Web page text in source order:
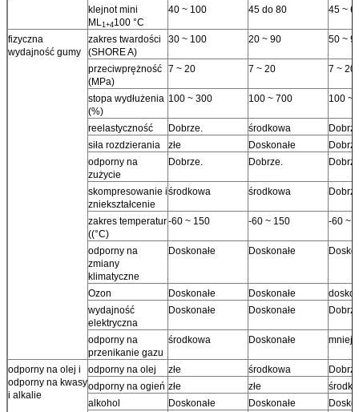
klejnot mini
ML1+4100 °C
40 ~ 100 45 do 80 45 ~
fizyczna
wydajność gumy
zakres twardości
(SHORE A)
30 ~ 100 20 ~ 90 50 ~
przeciwprężność
(MPa)
7 ~ 20 7 ~ 20 7 ~ 20
stopa wydłużenia
(%)
100 ~ 300 100 ~ 700 100 ~
reelastyczność Dobrze. środkowa
siła rozdzierania
złe Doskonałe
odporny na
zużycie
Dobrze. Dobrze.
skompresowanie i
zniekształcenie
środkowa środkowa
zakres temperatur
((°C)
-60 ~ 150 -60 ~ 150 -60 ~
odporny na
zmiany
klimatyczne
Doskonałe Doskonałe
Ozon Doskonałe Doskonałe
wydajność
elektryczna
Doskonałe Doskonałe
odporny na
przenikanie gazu
środkowa Doskonałe mniej
odporny na olej i
odporny na kwasy
i alkalie
odporny na olej złe środkowa
odporny na ogień złe złe
alkohol
Doskonałe Doskonałe